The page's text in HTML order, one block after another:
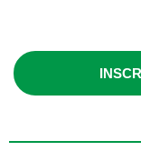
EP)
Lunes y